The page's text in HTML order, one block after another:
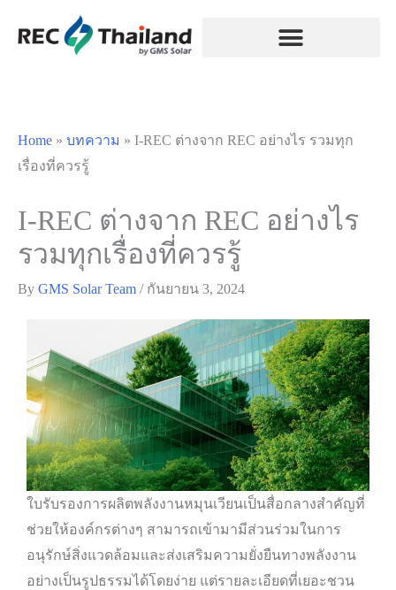
Home » บทความ » I-REC ต่างจาก REC อย่างไร รวมทุก
เรื่องที่ควรรู้
I-REC ต่างจาก REC อย่างไร
รวมทุกเรื่องที่ควรรู้
By GMS Solar Team / กันยายน 3, 2024
ใบรับรองการผลิตพลังงานหมุนเวียนเป็นสื่อกลางสำคัญที่
ช่วยให้องค์กรต่างๆ สามารถเข้ามามีส่วนร่วมในการ
อนุรักษ์สิ่งแวดล้อมและส่งเสริมความยั่งยืนทางพลังงาน
อย่างเป็นรูปธรรมได้โดยง่าย แต่รายละเอียดที่เยอะชวน